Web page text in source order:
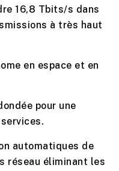
16,8 Tbits/s dans
à très haut
en espace et en
pour une
automatiques de
réseau éliminant les